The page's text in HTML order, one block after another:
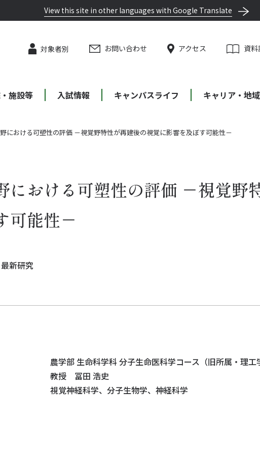
View this site in other languages with Google Translate
対象者別 お問い合わせ アクセス 資料
施設等 入試情報 キャンパスライフ キャリア・地
における可塑性の評価 －視覚野特性が再建後の視覚に影響を及ぼす可能性－
における可塑性の評価 －視覚野
可能性－
最新研究
農学部 生命科学科 分子生命医科学コース（旧所属・理工
教授 冨田 浩史
視覚神経科学、分子生物学、神経科学